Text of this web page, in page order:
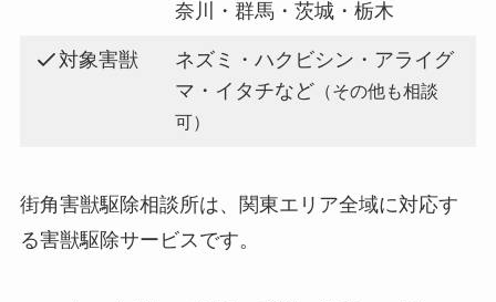
奈川・群馬・茨城・栃木
対象害獣
ネズミ・ハクビシン・アライグ
マ・イタチなど （その他も相談
可）
街角害獣駆除相談所は、関東エリア全域に対応す
る害獣駆除サービスです。